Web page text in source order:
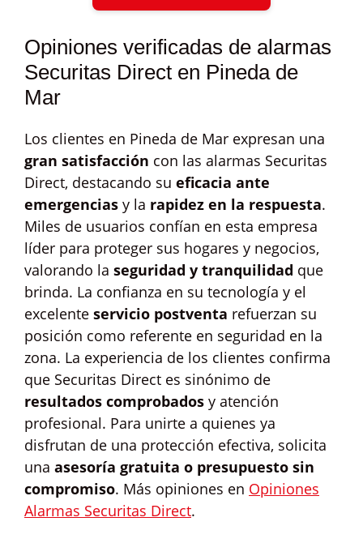
Opiniones verificadas de alarmas
Securitas Direct en Pineda de
Mar
Los clientes en Pineda de Mar expresan una
gran satisfacción con las alarmas Securitas
Direct, destacando su eficacia ante
emergencias y la rapidez en la respuesta.
Miles de usuarios confían en esta empresa
líder para proteger sus hogares y negocios,
valorando la seguridad y tranquilidad que
brinda. La confianza en su tecnología y el
excelente servicio postventa refuerzan su
posición como referente en seguridad en la
zona. La experiencia de los clientes confirma
que Securitas Direct es sinónimo de
resultados comprobados y atención
profesional. Para unirte a quienes ya
disfrutan de una protección efectiva, solicita
una asesoría gratuita o presupuesto sin
compromiso. Más opiniones en Opiniones
Alarmas Securitas Direct.